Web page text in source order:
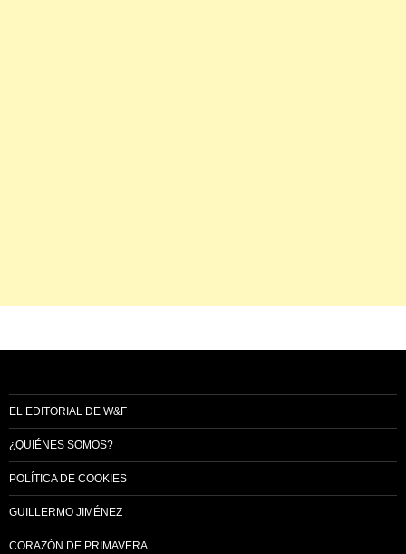
EL EDITORIAL DE W&F
¿QUIÉNES SOMOS?
POLÍTICA DE COOKIES
GUILLERMO JIMÉNEZ
CORAZÓN DE PRIMAVERA